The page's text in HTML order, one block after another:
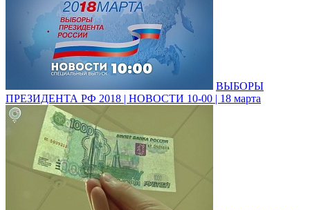
ВЫБОРЫ
ПРЕЗИДЕНТА РФ 2018 | НОВОСТИ 10-00 | 18 марта